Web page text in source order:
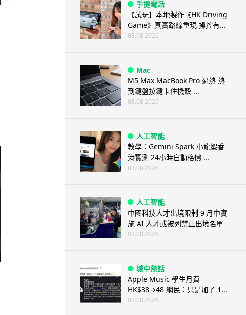
手提電話
【試玩】本地製作《HK Driving
Game》真實路線重現 操控有...
03.08.2026
Mac
M5 Max MacBook Pro 過熱 熱
到鍵盤按鍵卡住機殼 ...
03.08.2026
人工智能
教學：Gemini Spark 小龍蝦香
港實測 24小時自動格價 ...
03.08.2026
人工智能
中國科技人才出境限制 9 月中實
施 AI 人才或被列禁止出境名單
03.08.2026
城中熱話
Apple Music 學生月費
HK$38→48 網民：只是加了 1...
03.08.2026